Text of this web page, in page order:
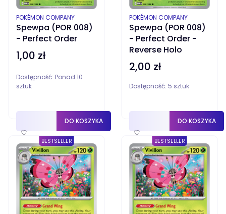
Spewpa (POR 008)
- Perfect Order
PRODUCENT
POKÉMON COMPANY
Cena
1,00 zł
Dostępność: Ponad 10
sztuk
♡
DO KOSZYKA
Spewpa (POR 008)
- Perfect Order -
Reverse Holo
PRODUCENT
POKÉMON COMPANY
Cena
2,00 zł
Dostępność: 5 sztuk
♡
DO KOSZYKA
BESTSELLER BESTSELLER